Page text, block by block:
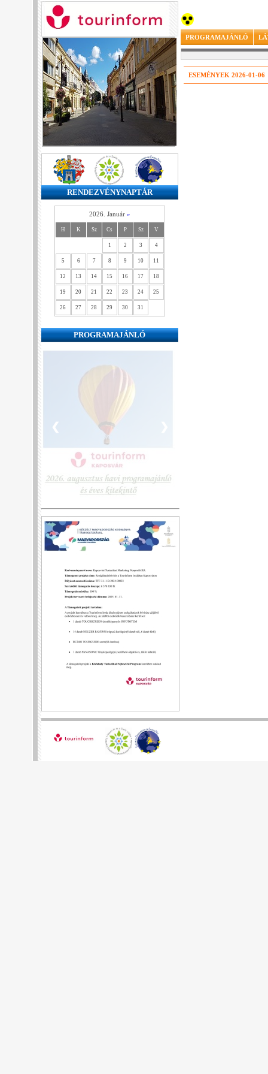
RENDEZVÉNYNAPTÁR
2026. Január »
H K Sz Cs P Sz V
1 2 3 4
5 6 7 8 9 10 11
12 13 14 15 16 17 18
19 20 21 22 23 24 25
26 27 28 29 30 31
PROGRAMAJÁNLÓ
❮
PROGRAMAJÁNLÓ
ESEMÉNYEK 2026-01-06